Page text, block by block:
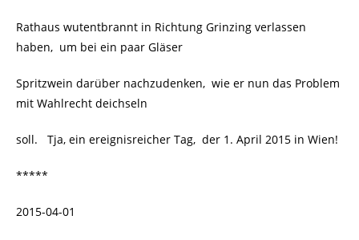
Rathaus wutentbrannt in Richtung Grinzing verlassen
haben, um bei ein paar Gläser
Spritzwein darüber nachzudenken, wie er nun das Problem
mit Wahlrecht deichseln
soll. Tja, ein ereignisreicher Tag, der 1. April 2015 in Wien!
*****
2015-04-01